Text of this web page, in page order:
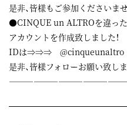
是非、皆様もご参加くださいま
●CINQUE un ALTROを違った
アカウントを作成致しました！
IDは⇒⇒⇒ @cinqueunaltro
是非、皆様フォローお願い致し